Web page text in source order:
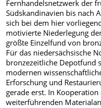
Fernhandelsnetzwerk der
Südskandinavien bis nach
sich bei dem hier
motivierte Niederlegung
größte Einzelfund von
Für das niedersächsische
bronzezeitliche Depotfund
modernen
Erforschung und
gerade erst. In
weiterführenden